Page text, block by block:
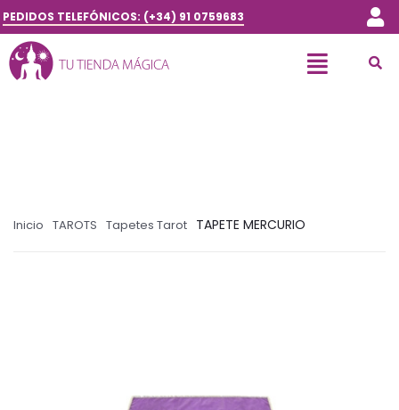
PEDIDOS TELEFÓNICOS: (+34) 91 0759683
Inicio TAROTS Tapetes Tarot TAPETE MERCURIO